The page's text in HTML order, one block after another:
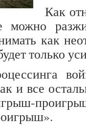
Как
можно
как
только
и все